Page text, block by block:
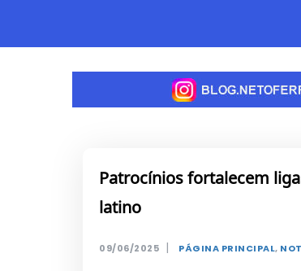
Patrocínios fortalecem
latino
09/06/2025 | PÁGINA PRINCIPAL,